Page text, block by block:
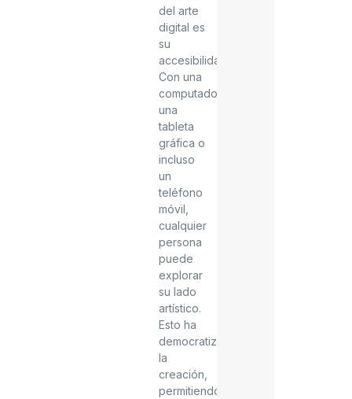
del arte
digital es
su
accesibilidad.
Con una
computadora,
una
tableta
gráfica o
incluso
un
teléfono
móvil,
cualquier
persona
puede
explorar
su lado
artístico.
Esto ha
democratizado
la
creación,
permitiendo